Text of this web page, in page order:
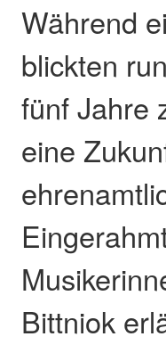
Während
blickten
fünf Jahre
eine
Bittniok